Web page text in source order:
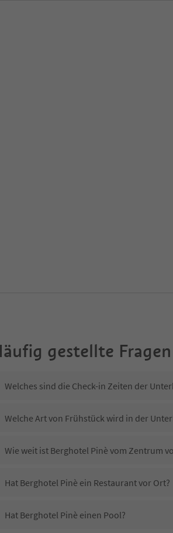
gestellte
Welches sind die Check-in Zeiten der
Welche Art von Frühstück wird in der
Wie weit ist Berghotel Pinè vom Zentrum
Hat Berghotel Pinè ein Restaurant vor Ort?
Hat Berghotel Pinè einen Pool?